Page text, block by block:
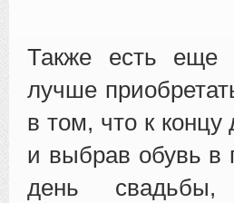
Также есть еще
лучше
в том, что к концу
и выбрав обувь в
день